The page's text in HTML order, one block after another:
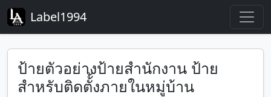
Label1994
ป้ายตัวอย่างป้ายสำนักงาน ป้าย
สำหรับติดตั้้งภายในหมู่บ้าน